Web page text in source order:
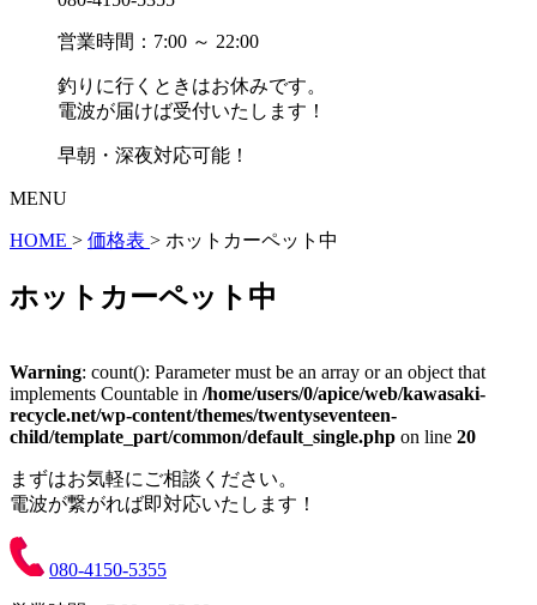
営業時間：7:00 ～ 22:00
釣りに行くときはお休みです。
電波が届けば受付いたします！
早朝・深夜対応可能！
MENU
HOME > 価格表 > ホットカーペット中
ホットカーペット中
Warning: count(): Parameter must be an array or an object that
implements Countable in /home/users/0/apice/web/kawasaki-
recycle.net/wp-content/themes/twentyseventeen-
child/template_part/common/default_single.php on line 20
まずはお気軽にご相談ください。
電波が繋がれば即対応いたします！
080-4150-5355